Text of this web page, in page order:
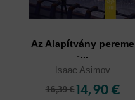
Az Alapítvány pereme
-...
Isaac Asimov
16,39 € 14,90 €